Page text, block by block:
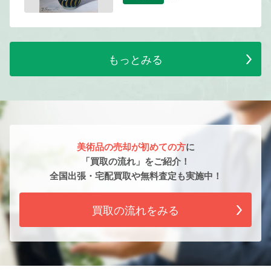
もっとみる
美術品の売却が初めての方に
「買取の流れ」をご紹介！
全国出張・宅配買取や無料査定も実施中！
買取の流れをみる